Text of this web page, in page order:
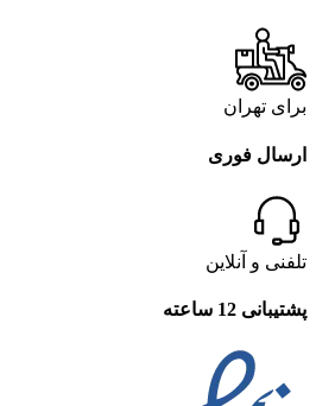
برای تهران
ارسال فوری
تلفنی و آنلاین
پشتیبانی 12 ساعته